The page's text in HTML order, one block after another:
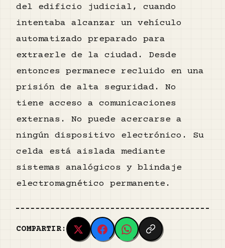
del edificio judicial, cuando
intentaba alcanzar un vehículo
automatizado preparado para
extraerle de la ciudad. Desde
entonces permanece recluido en una
prisión de alta seguridad. No
tiene acceso a comunicaciones
externas. No puede acercarse a
ningún dispositivo electrónico. Su
celda está aislada mediante
sistemas analógicos y blindaje
electromagnético permanente.
COMPARTIR: